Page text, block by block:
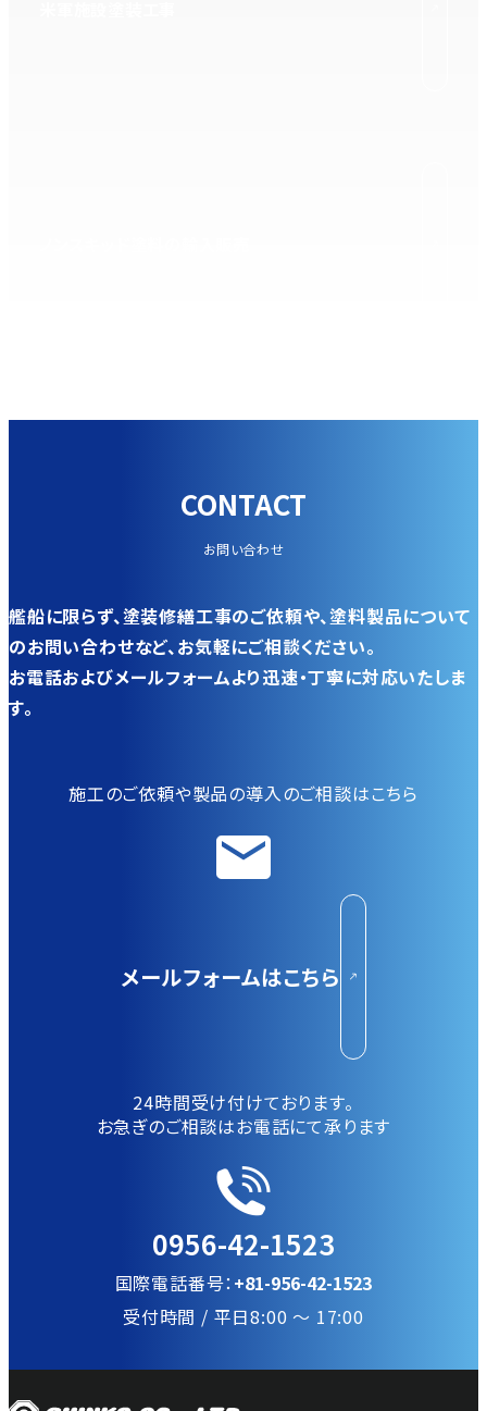
CONTACT
お問い合わせ
艦船に限らず、塗装修繕工事のご依頼や、塗料製品について
のお問い合わせなど、お気軽にご相談ください。
お電話およびメールフォームより迅速・丁寧に対応いたしま
す。
施工のご依頼や製品の導入のご相談はこちら
メールフォームはこちら
24時間受け付けております。
お急ぎのご相談はお電話にて承ります
0956-42-1523
国際電話番号：+81-956-42-1523
受付時間 / 平日8:00 〜 17:00